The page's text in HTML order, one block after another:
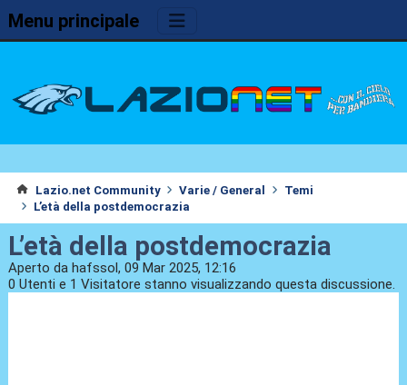
Menu principale
Lazio.net Community Varie / General
Temi
L’età della postdemocrazia
L’età della postdemocrazia
Aperto da hafssol, 09 Mar 2025, 12:16
0 Utenti e 1 Visitatore stanno visualizzando questa discussione.